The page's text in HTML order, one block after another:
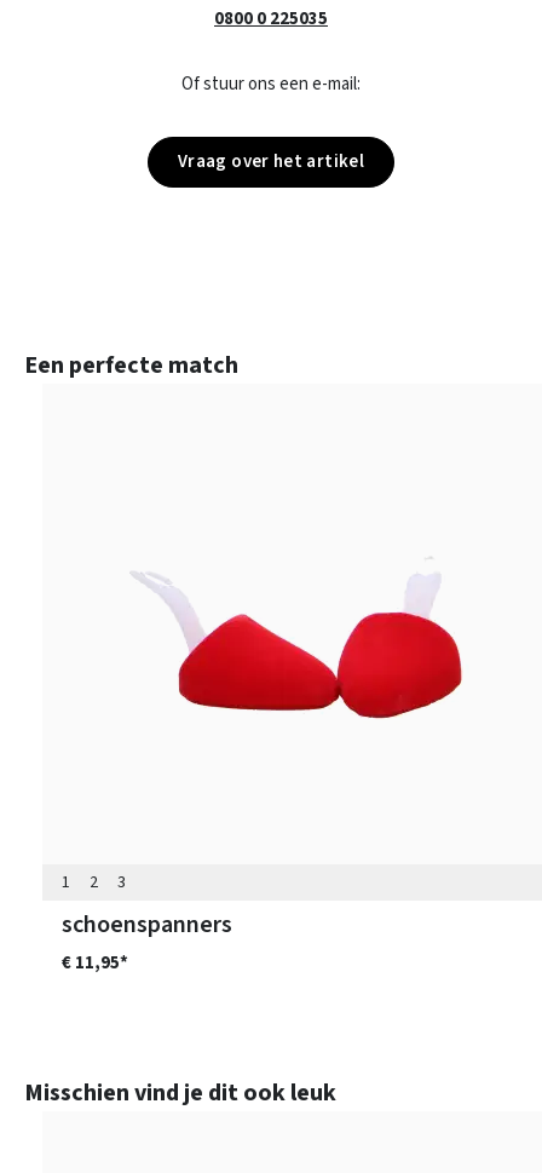
0800 0 225035
Of stuur ons een e-mail:
Vraag over het artikel
Productgalerij overslaan
Een perfecte match
1 2 3
schoenspanners
€ 11,95*
Productgalerij overslaan
Misschien vind je dit ook leuk